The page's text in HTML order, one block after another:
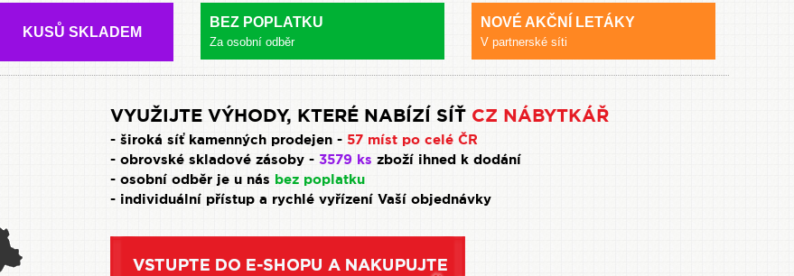
KUSŮ SKLADEM
BEZ POPLATKU
Za osobní odběr
NOVÉ AKČNÍ LETÁKY
V partnerské síti
VYUŽIJTE VÝHODY, KTERÉ NABÍZÍ SÍŤ CZ NÁBYTKÁŘ
- široká síť kamenných prodejen - 57 míst po celé ČR
- obrovské skladové zásoby - 3579 ks zboží ihned k dodání
- osobní odběr je u nás bez poplatku
- individuální přístup a rychlé vyřízení Vaší objednávky